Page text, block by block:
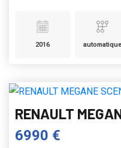
2016 automatique
RENAULT
6990 €